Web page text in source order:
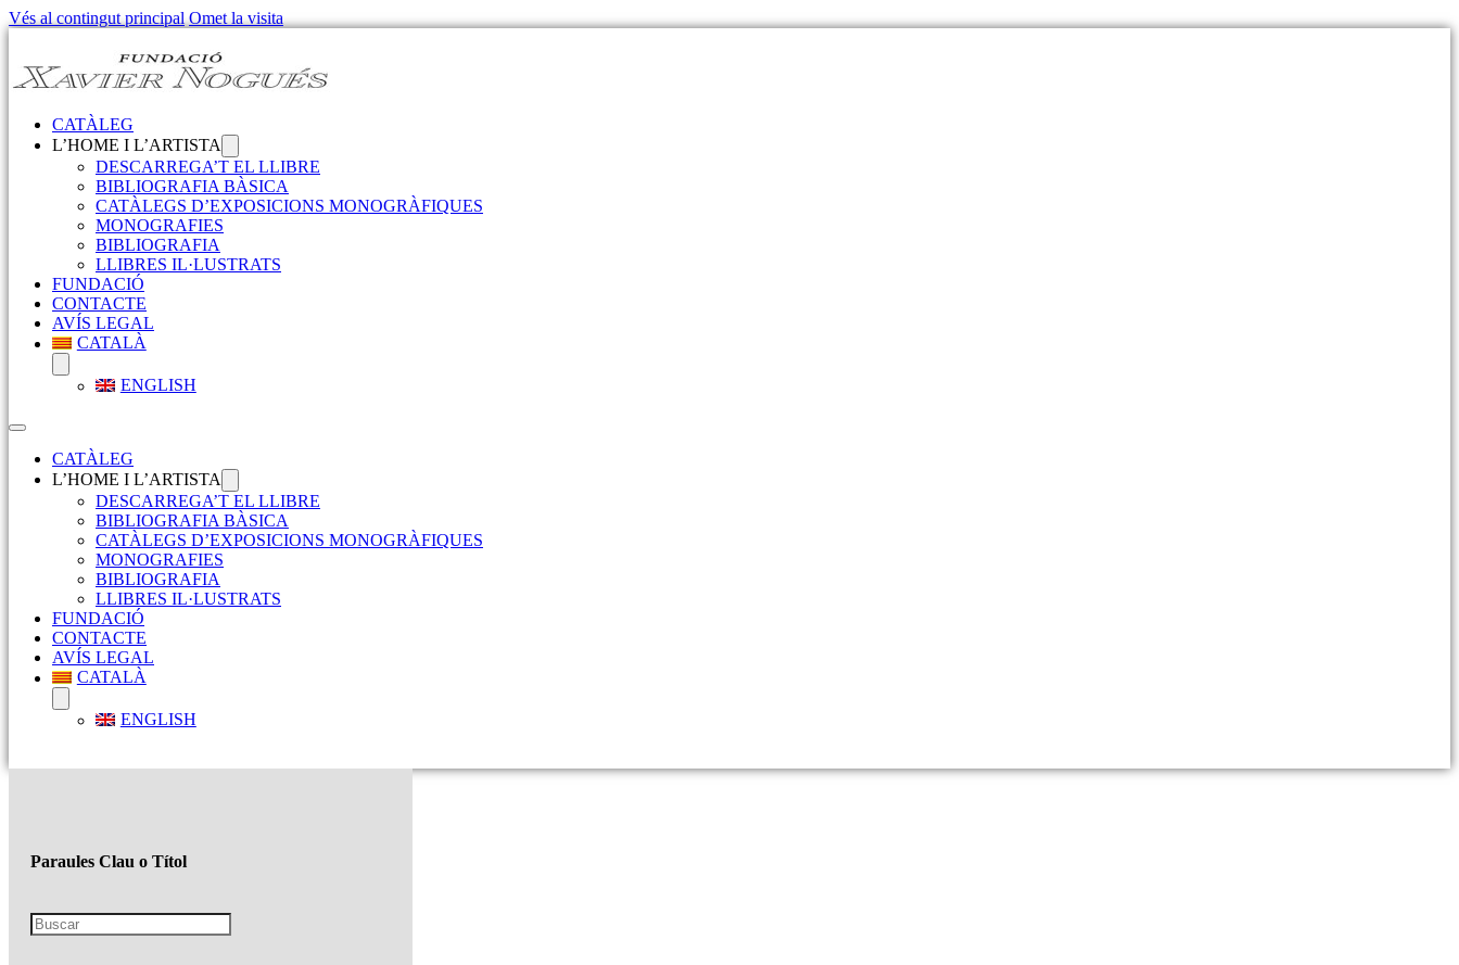
Vés al contingut principal Omet la visita
CATÀLEG
L’HOME I L’ARTISTA
DESCARREGA’T EL LLIBRE
BIBLIOGRAFIA BÀSICA
CATÀLEGS D’EXPOSICIONS MONOGRÀFIQUES
MONOGRAFIES
BIBLIOGRAFIA
LLIBRES IL·LUSTRATS
FUNDACIÓ
CONTACTE
AVÍS LEGAL
CATALÀ
ENGLISH
CATÀLEG
L’HOME I L’ARTISTA
DESCARREGA’T EL LLIBRE
BIBLIOGRAFIA BÀSICA
CATÀLEGS D’EXPOSICIONS MONOGRÀFIQUES
MONOGRAFIES
BIBLIOGRAFIA
LLIBRES IL·LUSTRATS
FUNDACIÓ
CONTACTE
AVÍS LEGAL
CATALÀ
ENGLISH
Paraules Clau o Títol